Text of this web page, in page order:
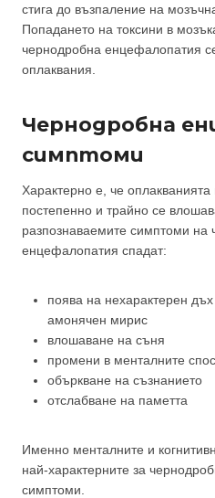
стига до възпаление на
Попадането на токсини в
чернодробна енцефалопатия
оплаквания.
Чернодробна
симптоми
Характерно е, че
постепенно и трайно се
разпознаваемите симптоми на
енцефалопатия спадат:
поява на нехарактерен
амонячен мирис
влошаване на съня
промени в менталните
объркване на съзнанието
отслабване на паметта
Именно менталните и
най-характерните за
симптоми.